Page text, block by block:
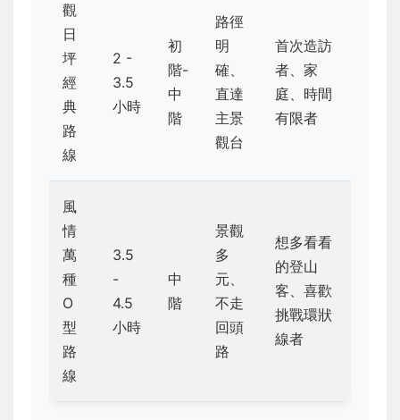
觀
日
坪
經
典
路
線
2 -
3.5
小時
初
階-
中
階
路徑
明
確、
直達
主景
觀台
首次造訪
者、家
庭、時間
有限者
風
情
萬
種
O
型
路
線
3.5
-
4.5
小時
中
階
景觀
多
元、
不走
回頭
路
想多看看
的登山
客、喜歡
挑戰環狀
線者